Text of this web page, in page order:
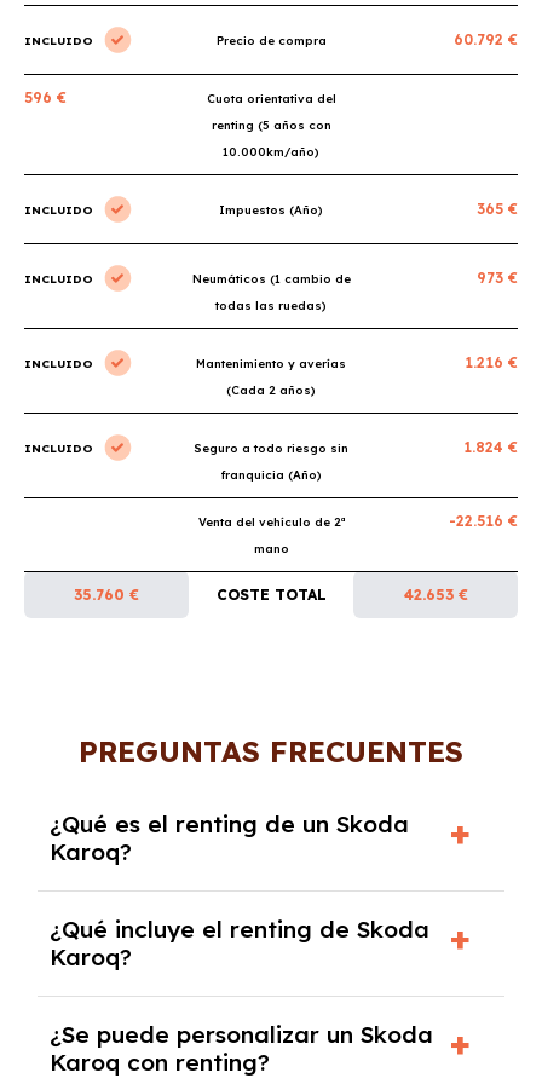
INCLUIDO Precio de compra 60.792 €
596 €
Cuota orientativa del
renting (5 años con
10.000km/año)
INCLUIDO Impuestos (Año) 365 €
INCLUIDO
Neumáticos (1 cambio de
todas las ruedas)
973 €
INCLUIDO
Mantenimiento y averías
(Cada 2 años)
1.216 €
INCLUIDO
Seguro a todo riesgo sin
franquicia (Año)
1.824 €
Venta del vehículo de 2ª
mano
-22.516 €
35.760 € COSTE TOTAL 42.653 €
PREGUNTAS FRECUENTES
¿Qué es el renting de un Skoda
Karoq?
de alquiler a largo plazo en el que pagas una
cuota mensual fija por el uso del coche
durante un periodo determinado,
generalmente entre 2 y 5 años.
¿Qué incluye el renting de Skoda
Karoq?
seguro a todo riesgo, mantenimiento,
reparaciones, impuestos, asistencia en
¿Se puede personalizar un Skoda
Karoq con renting?